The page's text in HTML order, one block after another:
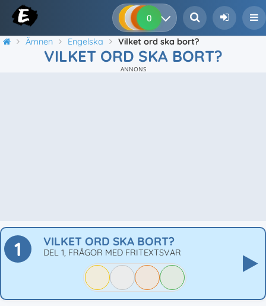
0 0 0
Ämnen Engelska Vilket ord ska bort?
VILKET ORD SKA BORT?
ANNONS
1 VILKET ORD SKA BORT?
DEL 1, FRÅGOR MED FRITEXTSVAR